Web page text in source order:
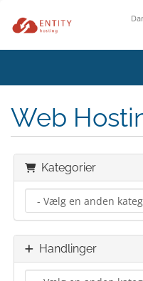
Web
Kategorier
Handlinger